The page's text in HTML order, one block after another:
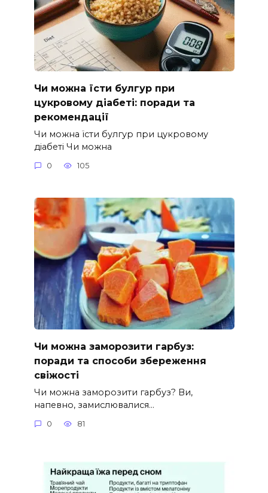
Чи можна їсти булгур при
цукровому діабеті: поради та
рекомендації
Чи можна їсти булгур при цукровому
діабеті Чи можна
0 105
Чи можна заморозити гарбуз:
поради та способи збереження
свіжості
Чи можна заморозити гарбуз? Ви,
напевно, замислювалися…
0 81